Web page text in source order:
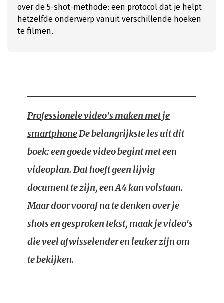
over de 5-shot-methode: een protocol dat je helpt
hetzelfde onderwerp vanuit verschillende hoeken
te filmen.
Professionele video's maken met je
smartphoneDe belangrijkste les uit dit
boek: een goede video begint met een
videoplan. Dat hoeft geen lijvig
document te zijn, een A4 kan volstaan.
Maar door vooraf na te denken over je
shots en gesproken tekst, maak je video's
die veel afwisselender en leuker zijn om
te bekijken.